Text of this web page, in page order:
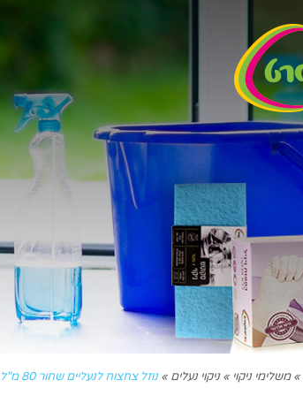
» משלימי ניקוי » ניקוי נעלים » נוזל צחצוח לנעליים שחור 80 מ"ל